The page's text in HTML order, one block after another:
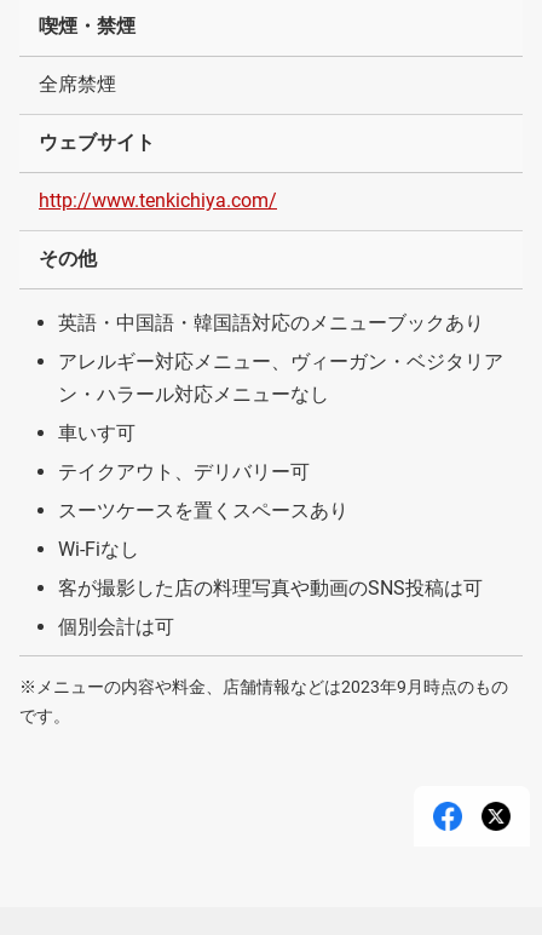
喫煙・禁煙
全席禁煙
ウェブサイト
http://www.tenkichiya.com/
その他
英語・中国語・韓国語対応のメニューブックあり
アレルギー対応メニュー、ヴィーガン・ベジタリア
ン・ハラール対応メニューなし
車いす可
テイクアウト、デリバリー可
スーツケースを置くスペースあり
Wi-Fiなし
客が撮影した店の料理写真や動画のSNS投稿は可
個別会計は可
※メニューの内容や料金、店舗情報などは2023年9月時点のもの
です。